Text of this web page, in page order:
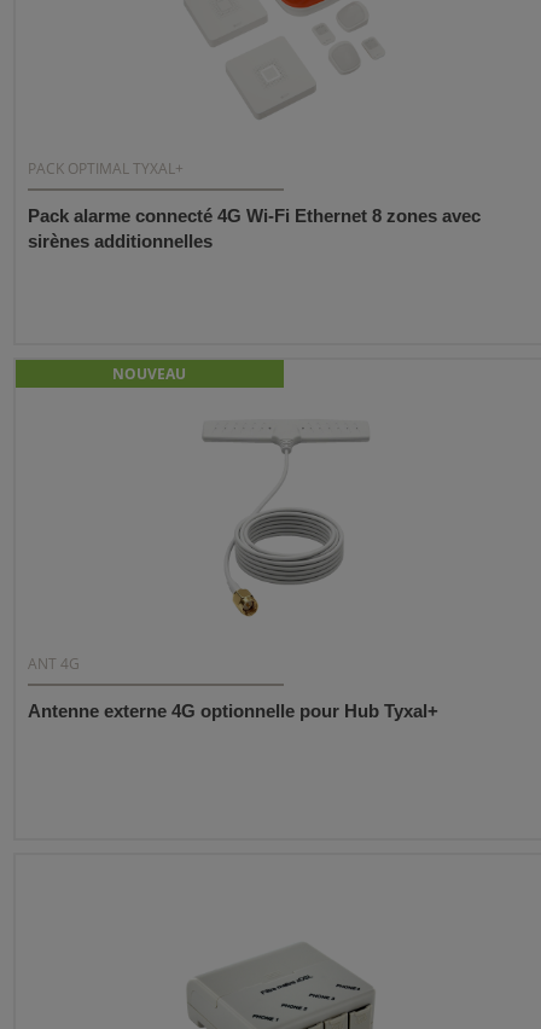
PACK OPTIMAL TYXAL+
Pack alarme connecté 4G Wi-Fi Ethernet 8 zones avec
sirènes additionnelles
NOUVEAU
ANT 4G
Antenne externe 4G optionnelle pour Hub Tyxal+